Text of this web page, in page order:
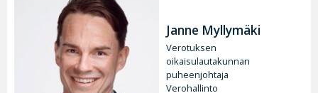
Janne Myllymäki
Verotuksen
oikaisulautakunnan
puheenjohtaja
Verohallinto